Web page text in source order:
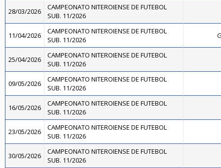
28/03/2026
CAMPEONATO NITEROIENSE DE FUTEBOL
SUB. 11/2026
11/04/2026
CAMPEONATO NITEROIENSE DE FUTEBOL
SUB. 11/2026
25/04/2026
CAMPEONATO NITEROIENSE DE FUTEBOL
SUB. 11/2026
09/05/2026
CAMPEONATO NITEROIENSE DE FUTEBOL
SUB. 11/2026
16/05/2026
CAMPEONATO NITEROIENSE DE FUTEBOL
SUB. 11/2026
23/05/2026
CAMPEONATO NITEROIENSE DE FUTEBOL
SUB. 11/2026
30/05/2026
CAMPEONATO NITEROIENSE DE FUTEBOL
SUB. 11/2026